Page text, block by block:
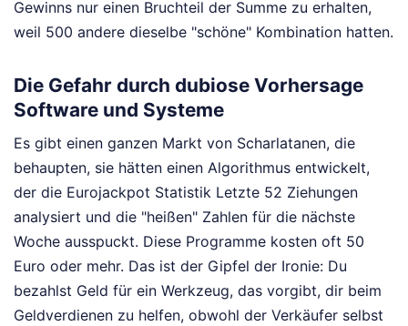
Gewinns nur einen Bruchteil der Summe zu erhalten,
weil 500 andere dieselbe "schöne" Kombination hatten.
Die Gefahr durch dubiose Vorhersage
Software und Systeme
Es gibt einen ganzen Markt von Scharlatanen, die
behaupten, sie hätten einen Algorithmus entwickelt,
der die Eurojackpot Statistik Letzte 52 Ziehungen
analysiert und die "heißen" Zahlen für die nächste
Woche ausspuckt. Diese Programme kosten oft 50
Euro oder mehr. Das ist der Gipfel der Ironie: Du
bezahlst Geld für ein Werkzeug, das vorgibt, dir beim
Geldverdienen zu helfen, obwohl der Verkäufer selbst